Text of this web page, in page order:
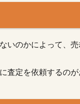
いのかによって、
査定を依頼するのが